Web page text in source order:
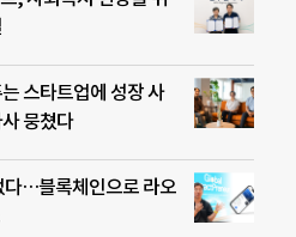
스타트업에 성장 사
뭉쳤다
다…블록체인으로 라오